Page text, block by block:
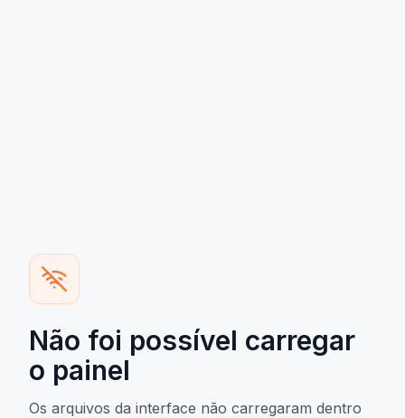
Não foi possível carregar
o painel
Os arquivos da interface não carregaram dentro